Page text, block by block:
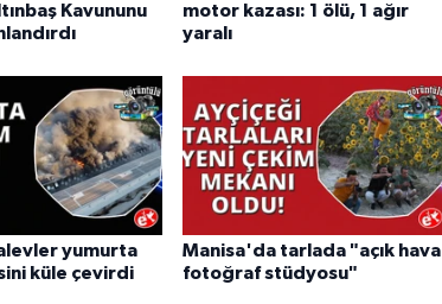
Kavununu
motor kazası: 1 ölü, 1 ağır
yaralı
yumurta
küle çevirdi
Manisa'da tarlada "açık hava
fotoğraf stüdyosu"